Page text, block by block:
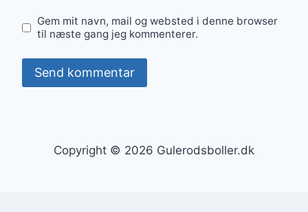
Gem mit navn, mail og websted i denne browser
til næste gang jeg kommenterer.
Copyright © 2026 Gulerodsboller.dk